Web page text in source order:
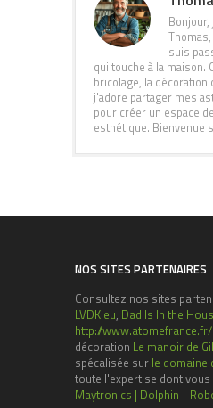
suis
qui touche à la maison.
bricolage, la décoration
j'adore partager mes
pour créer un espace
esthétique. Bienvenue
NOS SITES PARTENAIRES
Consultez nos sites
LVDK.eu, Dad Is In the
http://www.atomefrance.fr/
décoration Le manoir de
spécalisée sur le domaine
toute l'expertise dont
Maytronics | Dolphin -